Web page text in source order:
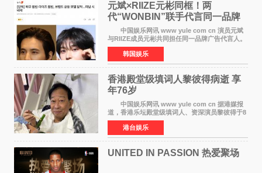
元斌×RIIZE元彬同框！两
代“WONBIN”联手代言同一品牌
颜值天花板合体
中国娱乐网讯 www yule com cn 演员元斌
与RIIZE成员元彬共同担任同一品牌广告代言人。
6日据独家报道，继演员元斌之后，RIIZE元彬最
近也被选为某在线中介平台A公司的共同广告代言
人，两人将作
韩国娱乐
香港殿堂级填词人黎彼得病逝 享
年76岁​
中国娱乐网讯 www yule com cn 据港媒报
道，香港乐坛殿堂级填词人、资深演员黎彼得于8
月5日上午因病离世，终年76岁。好友钟志光透
露，黎彼得今年3月中风后便卧床休养，身体机能
持续衰退，最
港台娱乐
UNITED IN PASSION 热爱聚场